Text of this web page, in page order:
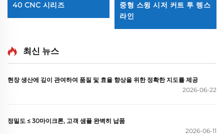
40 CNC 시리즈
중형 스윙 시저 커트 투 렝스
라인
최신 뉴스
현장 생산에 깊이 관여하여 품질 및 효율 향상을 위한 정확한 지도를 제공
2026-06-22
정밀도 ≤ 30마이크론, 고객 샘플 완벽히 납품
2026-06-11